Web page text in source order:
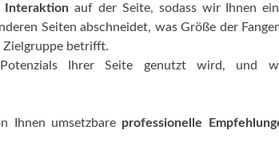
Interaktion auf der Seite, sodass wir Ihnen
Seiten abschneidet, was Größe der
Zielgruppe betrifft.
Ihrer Seite genutzt wird, und
Ihnen umsetzbare professionelle